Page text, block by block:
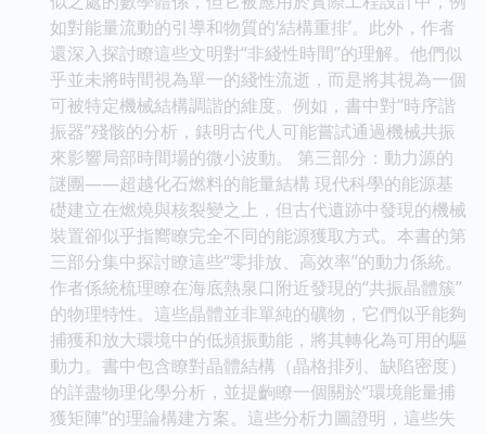
如對能量流動的引導和物質的‘結構重排’。此外，作者
還深入探討瞭這些文明對“非綫性時間”的理解。他們似
乎並未將時間視為單一的綫性流逝，而是將其視為一個
可被特定機械結構調諧的維度。例如，書中對“時序諧
振器”殘骸的分析，錶明古代人可能嘗試通過機械共振
來影響局部時間場的微小波動。 第三部分：動力源的
謎團——超越化石燃料的能量結構 現代科學的能源基
礎建立在燃燒與核裂變之上，但古代遺跡中發現的機械
裝置卻似乎指嚮瞭完全不同的能源獲取方式。本書的第
三部分集中探討瞭這些“零排放、高效率”的動力係統。
作者係統梳理瞭在海底熱泉口附近發現的“共振晶體簇”
的物理特性。這些晶體並非單純的礦物，它們似乎能夠
捕獲和放大環境中的低頻振動能，將其轉化為可用的驅
動力。書中包含瞭對晶體結構（晶格排列、缺陷密度）
的詳盡物理化學分析，並提齣瞭一個關於“環境能量捕
獲矩陣”的理論構建方案。這些分析力圖證明，這些失